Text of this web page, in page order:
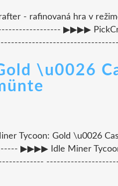
- rafinovaná hra v
▶▶▶▶
\u0026
Tycoon: Gold \u0026
▶▶▶▶ Idle Miner